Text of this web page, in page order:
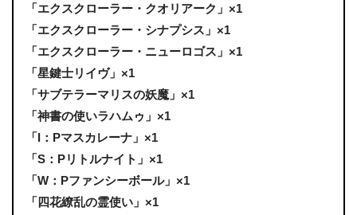
「エクスクローラー・クオリアーク」×1
「エクスクローラー・シナプシス」×1
「エクスクローラー・ニューロゴス」×1
「星鍵士リイヴ」×1
「サブテラーマリスの妖魔」×1
「神書の使いラハムゥ」×1
「I：Pマスカレーナ」×1
「S：Pリトルナイト」×1
「W：Pファンシーボール」×1
「四花繚乱の霊使い」×1